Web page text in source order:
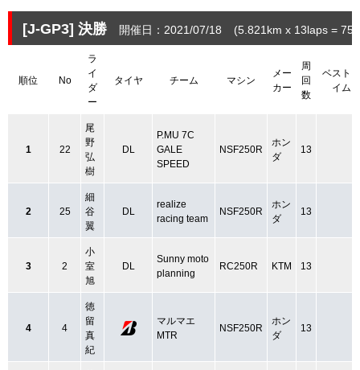
[J-GP3] 決勝 開催日：2021/07/18 (5.821 km x 13laps =
順位 No
ラ
イ
ダ
ー
タイヤ チーム マシン
メー
カー
周
回
数
ベストタ
イム
1 22
尾
野
弘
樹
DL
P.MU 7C
GALE
SPEED
NSF250R
ホン
ダ
13
2 25
細
谷
翼
DL
realize
racing team
NSF250R
ホン
ダ
13
3 2
小
室
旭
DL
Sunny moto
planning
RC250R KTM 13
4 4
徳
留
真
紀
マルマエ
MTR
NSF250R
ホン
ダ
13